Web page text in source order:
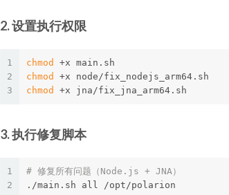
2. 设置执行权限
1
2
3
chmod
chmod
chmod
3. 执行修复脚本
1
2
# 修复所有问题（Node.js + JNA）
./main.sh all /opt/polarion